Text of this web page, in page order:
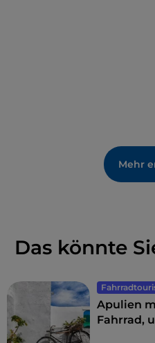
Mehr
Das könnte
Apulien
Fahrrad,